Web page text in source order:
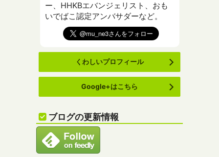
ー、HHKBエバンジェリスト、おも
いでばこ認定アンバサダーなど。
くわしいプロフィール
Google+はこちら
ブログの更新情報